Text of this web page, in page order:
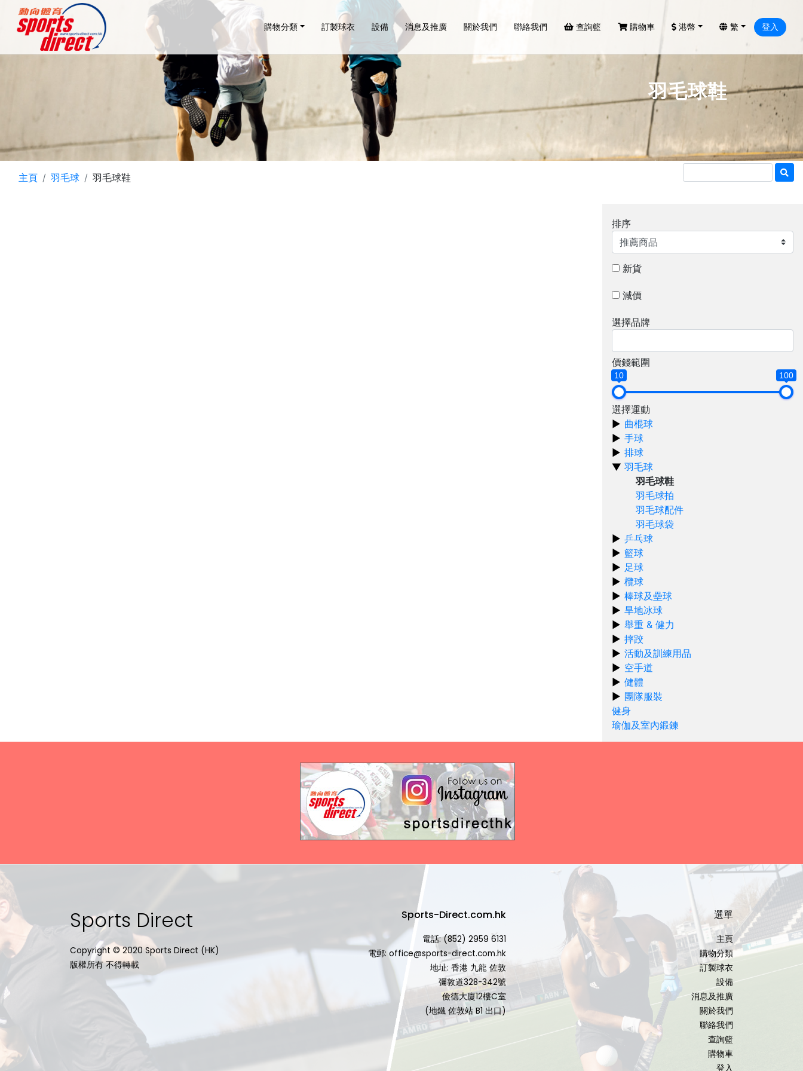
購物分類 訂製球衣 設備 消息及推廣 關於我們 聯絡我們 查詢籃 購物車 港幣 繁 登入
羽毛球鞋
主頁 羽毛球 羽毛球鞋
排序
新貨
減價
選擇品牌
價錢範圍
10 100
選擇運動
曲棍球
手球
排球
羽毛球
羽毛球鞋
羽毛球拍
羽毛球配件
羽毛球袋
乒乓球
籃球
足球
欖球
棒球及壘球
旱地冰球
舉重 & 健力
摔跤
活動及訓練用品
空手道
健體
團隊服裝
健身
瑜伽及室內鍛鍊
Sports Direct
Copyright © 2020 Sports Direct (HK)
版權所有 不得轉載
Sports-Direct.com.hk
電話: (852) 2959 6131
電郵: office@sports-direct.com.hk
地址: 香港 九龍 佐敦
彌敦道328-342號
儉德大廈12樓C室
(地鐵 佐敦站 B1 出口)
選單
主頁
購物分類
訂製球衣
設備
消息及推廣
關於我們
聯絡我們
查詢籃
購物車
登入